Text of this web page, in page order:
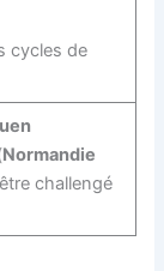
cycles de
Normandie
challengé